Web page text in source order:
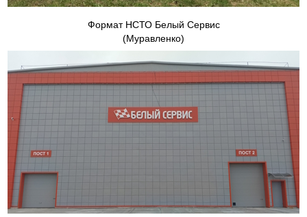
Формат НСТО Белый Сервис
(Муравленко)